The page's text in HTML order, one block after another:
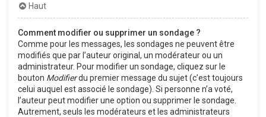
Haut
Comment modifier ou supprimer un sondage ?
Comme pour les messages, les sondages ne peuvent être
modifiés que par l’auteur original, un modérateur ou un
administrateur. Pour modifier un sondage, cliquez sur le
bouton Modifierdu premier message du sujet (c’est toujours
celui auquel est associé le sondage). Si personne n’a voté,
l’auteur peut modifier une option ou supprimer le sondage.
Autrement, seuls les modérateurs et les administrateurs